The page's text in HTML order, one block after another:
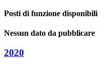
Posti di funzione disponibili
Nessun dato da pubblicare
2020